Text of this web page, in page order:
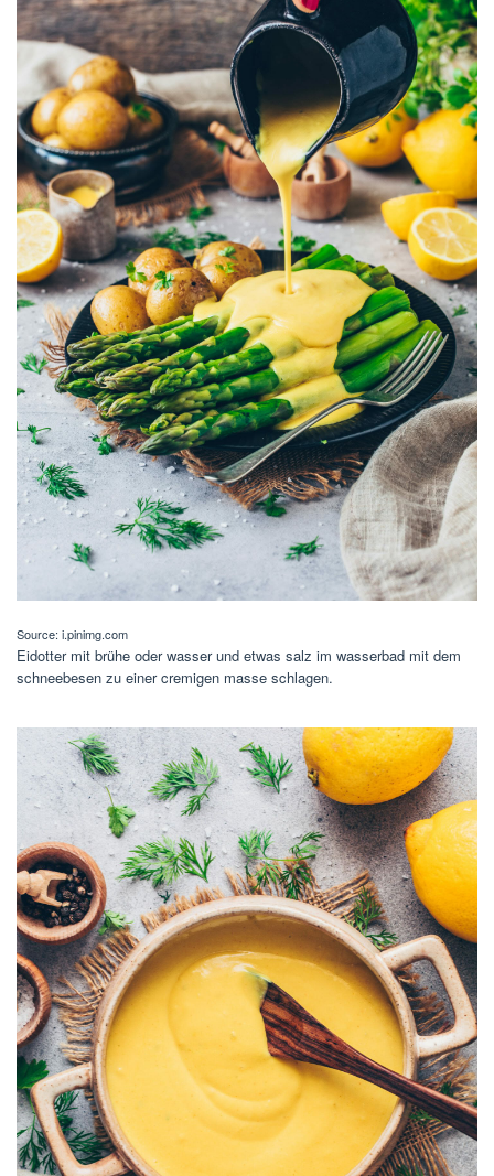
Source: i.pinimg.com
Eidotter mit brühe oder wasser und etwas salz im wasserbad mit dem
schneebesen zu einer cremigen masse schlagen.